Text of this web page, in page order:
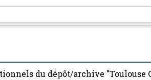
du dépôt/archive "Toulouse